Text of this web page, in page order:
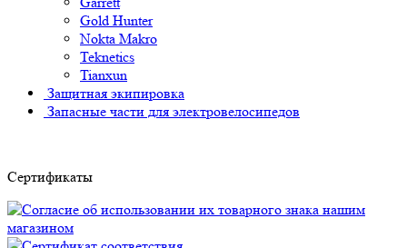
Gold Hunter
Nokta Makro
Teknetics
Tianxun
Защитная экипировка
Запасные части для электровелосипедов
Сертификаты